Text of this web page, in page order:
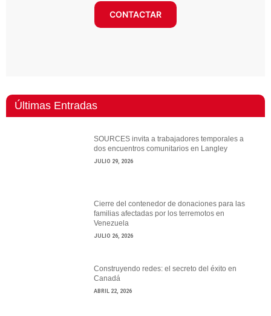
CONTACTAR
Últimas Entradas
SOURCES invita a trabajadores temporales a
dos encuentros comunitarios en Langley
JULIO 29, 2026
Cierre del contenedor de donaciones para las
familias afectadas por los terremotos en
Venezuela
JULIO 26, 2026
Construyendo redes: el secreto del éxito en
Canadá
ABRIL 22, 2026